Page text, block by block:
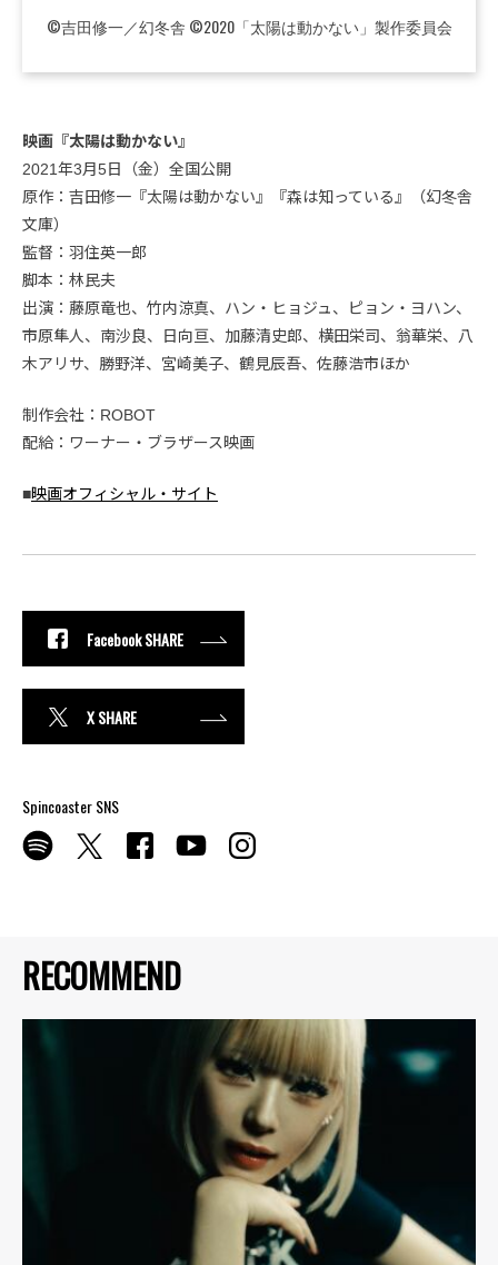
RECOMMEND
©吉田修一／幻冬舎 ©2020「太陽は動かない」製作委員会
映画『太陽は動かない』
2021年3月5日（金）全国公開
原作：吉田修一『太陽は動かない』『森は知っている』（幻冬舎
文庫）
監督：羽住英一郎
脚本：林民夫
出演：藤原竜也、竹内涼真、ハン・ヒョジュ、ピョン・ヨハン、
市原隼人、南沙良、日向亘、加藤清史郎、横田栄司、翁華栄、八
木アリサ、勝野洋、宮崎美子、鶴見辰吾、佐藤浩市ほか
制作会社：ROBOT
配給：ワーナー・ブラザース映画
■映画オフィシャル・サイト
Facebook SHARE
X SHARE
Spincoaster SNS